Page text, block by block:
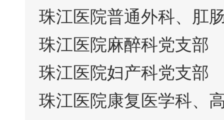
珠江医院普通外科、肛
珠江医院麻醉科党支部
珠江医院妇产科党支部
珠江医院康复医学科、